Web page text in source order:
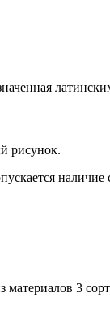
рисунок.
наличие
3